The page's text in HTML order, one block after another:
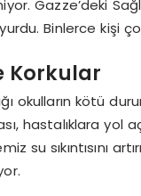
Gazze’deki
Binlerce kişi
Korkular
okulların kötü
hastalıklara yol
su sıkıntısını